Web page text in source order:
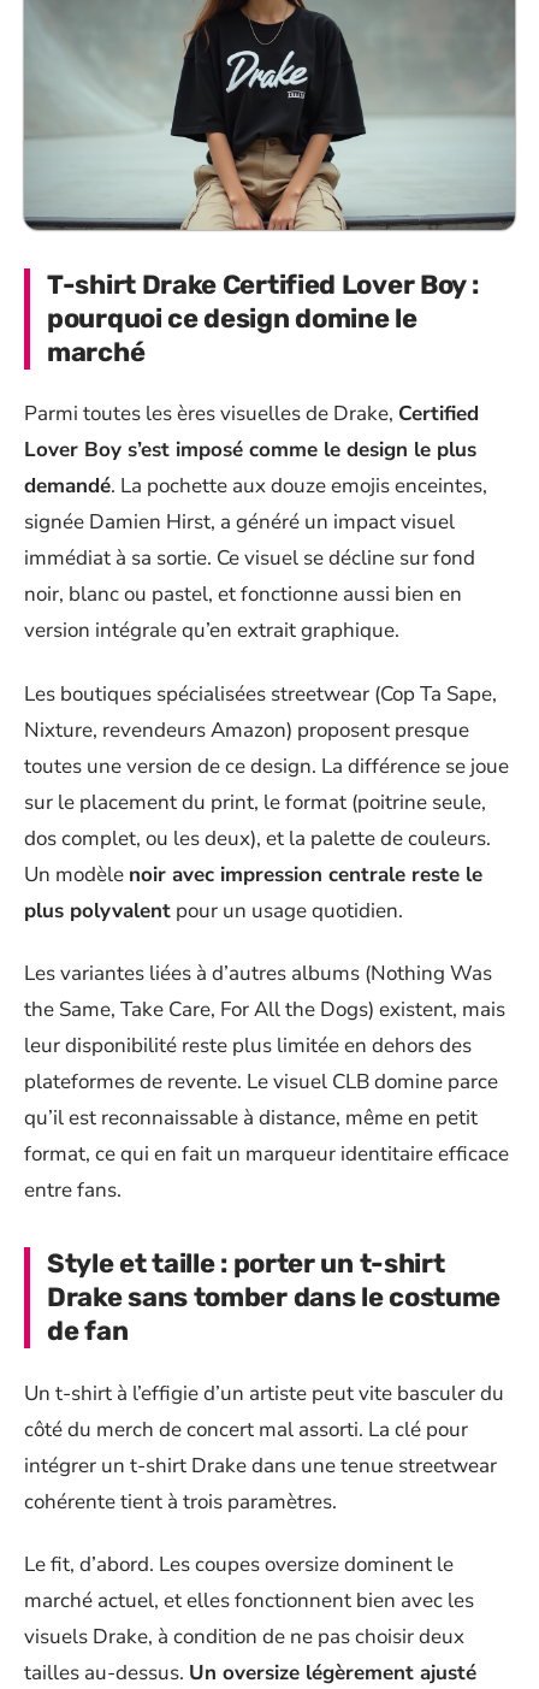
T-shirt Drake Certified Lover Boy :
pourquoi ce design domine le
marché
Parmi toutes les ères visuelles de Drake, Certified
Lover Boy s’est imposé comme le design le plus
demandé. La pochette aux douze emojis enceintes,
signée Damien Hirst, a généré un impact visuel
immédiat à sa sortie. Ce visuel se décline sur fond
noir, blanc ou pastel, et fonctionne aussi bien en
version intégrale qu’en extrait graphique.
Les boutiques spécialisées streetwear (Cop Ta Sape,
Nixture, revendeurs Amazon) proposent presque
toutes une version de ce design. La différence se joue
sur le placement du print, le format (poitrine seule,
dos complet, ou les deux), et la palette de couleurs.
Un modèle noir avec impression centrale reste le
plus polyvalent pour un usage quotidien.
Les variantes liées à d’autres albums (Nothing Was
the Same, Take Care, For All the Dogs) existent, mais
leur disponibilité reste plus limitée en dehors des
plateformes de revente. Le visuel CLB domine parce
qu’il est reconnaissable à distance, même en petit
format, ce qui en fait un marqueur identitaire efficace
entre fans.
Style et taille : porter un t-shirt
Drake sans tomber dans le costume
de fan
Un t-shirt à l’effigie d’un artiste peut vite basculer du
côté du merch de concert mal assorti. La clé pour
intégrer un t-shirt Drake dans une tenue streetwear
cohérente tient à trois paramètres.
Le fit, d’abord. Les coupes oversize dominent le
marché actuel, et elles fonctionnent bien avec les
visuels Drake, à condition de ne pas choisir deux
tailles au-dessus. Un oversize légèrement ajusté